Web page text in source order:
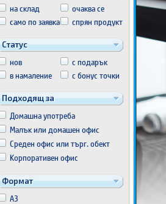
на склад
очаква се
само по заявка
спрян продукт
Статус
нов
с подарък
в намаление
с бонус точки
Подходящ за
Домашна употреба
Малък или домашен офис
Среден офис или търг. обект
Корпоративен офис
Формат
A3